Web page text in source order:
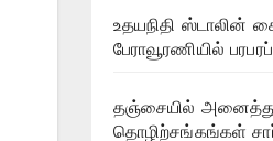
உதயநிதி ஸ்டாலின்
பேராவூரணியில்
தஞ்சையில்
தொழிற்சங்கங்கள்